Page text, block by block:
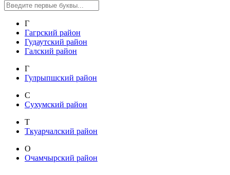
Г
Гагрский район
Гудаутский район
Галский район
Г
Гулрыпшский район
С
Сухумский район
Т
Ткуарчалский район
О
Очамчырский район